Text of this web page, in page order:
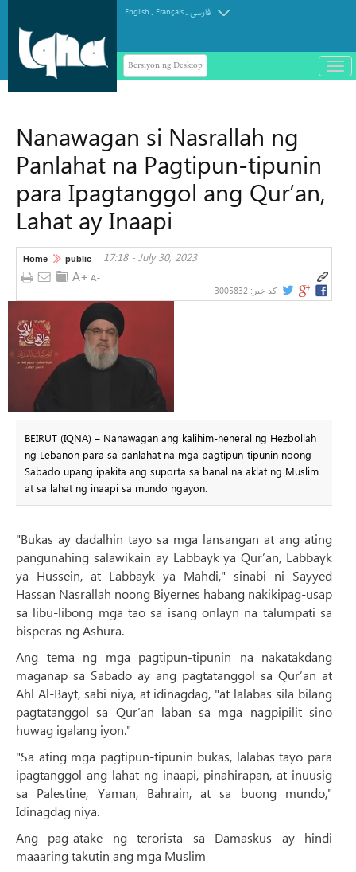
English . Français.فارسی
Bersiyon ng Desktop
باز
و
Nanawagan si Nasrallah ng
Panlahat na Pagtipun-tipunin
para Ipagtanggol ang Qur’an,
Lahat ay Inaapi
Home public 17:18 - July 30, 2023
کد خبر: 3005832
BEIRUT (IQNA) – Nanawagan ang kalihim-heneral ng Hezbollah
ng Lebanon para sa panlahat na mga pagtipun-tipunin noong
Sabado upang ipakita ang suporta sa banal na aklat ng Muslim
at sa lahat ng inaapi sa mundo ngayon.
"Bukas ay dadalhin tayo sa mga lansangan at ang ating
pangunahing salawikain ay Labbayk ya Qur’an, Labbayk
ya Hussein, at Labbayk ya Mahdi," sinabi ni Sayyed
Hassan Nasrallah noong Biyernes habang nakikipag-usap
sa libu-libong mga tao sa isang onlayn na talumpati sa
bisperas ng Ashura.
Ang tema ng mga pagtipun-tipunin na nakatakdang
maganap sa Sabado ay ang pagtatanggol sa Qur’an at
Ahl Al-Bayt, sabi niya, at idinagdag, "at lalabas sila bilang
pagtatanggol sa Qur’an laban sa mga nagpipilit sino
huwag igalang iyon."
"Sa ating mga pagtipun-tipunin bukas, lalabas tayo para
ipagtanggol ang lahat ng inaapi, pinahirapan, at inuusig
sa Palestine, Yaman, Bahrain, at sa buong mundo,"
Idinagdag niya.
Ang pag-atake ng terorista sa Damaskus ay hindi
maaaring takutin ang mga Muslim